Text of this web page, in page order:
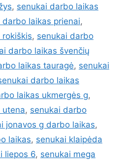
, senukai darbo laikas
darbo laikas prienai,
, senukai darbo
darbo laikas švenčių
laikas tauragė, senukai
darbo laikas
laikas ukmergės g,
utena, senukai darbo
jonavos g darbo laikas,
laikas, senukai klaipėda
liepos 6, senukai mega